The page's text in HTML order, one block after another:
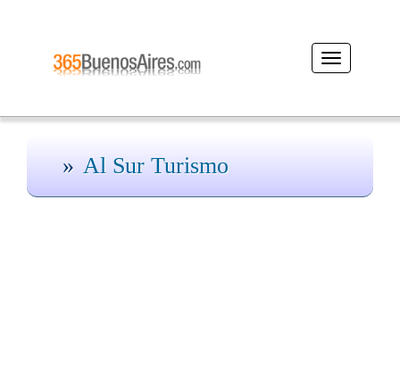
Desplegar
navegación
Al Sur Turismo